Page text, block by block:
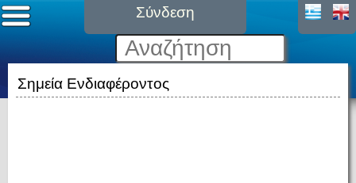
Σύνδεση
Σημεία Ενδιαφέροντος